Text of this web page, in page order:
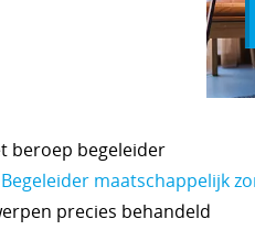
beroep begeleider
Begeleider maatschappelijk
precies behandeld